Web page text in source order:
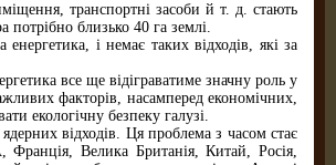
транспортні засоби й т. д. стають
близько 40 га землі.
і немає таких відходів, які за
все ще відіграватиме значну роль у
факторів, насамперед економічних,
екологічну безпеку галузі.
відходів. Ця проблема з часом стає
Франція, Велика Британія, Китай, Росія,